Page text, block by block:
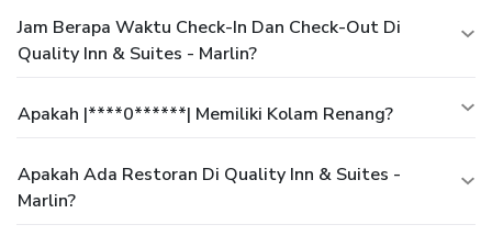
Jam Berapa Waktu Check-In Dan Check-Out Di
Quality Inn & Suites - Marlin?
Apakah |****0******| Memiliki Kolam Renang?
Apakah Ada Restoran Di Quality Inn & Suites -
Marlin?